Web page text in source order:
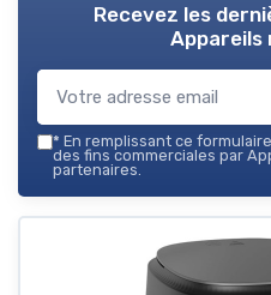
Recevez les
Appareils
* En remplissant ce
des fins commerciales par
partenaires.